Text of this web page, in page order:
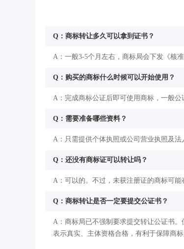
Q：商标转让多久可以拿到证书？
A：一般3-5个月左右，商标局会下发《核准
Q：购买的商标什么时候可以开始使用？
A：完成商标公证后即可使用商标，一般公
Q：需要准备哪些资料？
A：只需提供个体执照或公司营业执照及法
Q：还没有商标证可以转让吗？
A：可以的。不过，未获注册证的商标可
Q：商标转让是否一定要提交公证书？
A：商标局已不强制要求提交转让公证书
表示真实、主体资格合格，有利于保障商